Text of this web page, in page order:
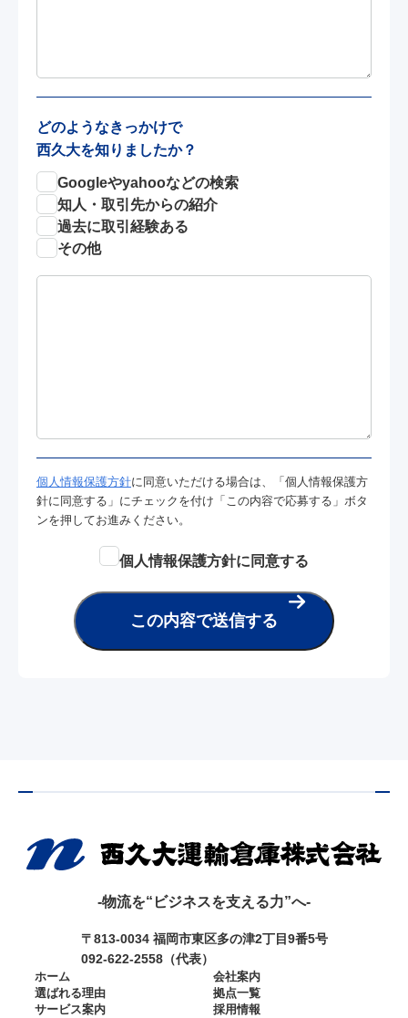
どのようなきっかけで
西久大を知りましたか？
Googleやyahooなどの検索
知人・取引先からの紹介
過去に取引経験ある
その他
個人情報保護方針に同意いただける場合は、「個人情報保護方
針に同意する」にチェックを付け「この内容で応募する」ボタ
ンを押してお進みください。
個人情報保護方針に同意する
この内容で送信する
-物流を“ビジネスを支える力”へ-
〒813-0034 福岡市東区多の津2丁目9番5号
092-622-2558（代表）
ホーム
選ばれる理由
サービス案内
会社案内
拠点一覧
採用情報